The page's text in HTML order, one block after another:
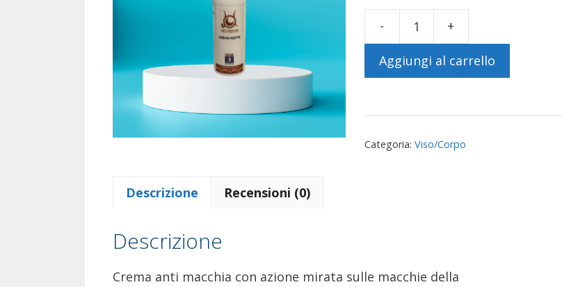
-
DELLA
+
Aggiungi al carrello
Categoria: Viso/Corpo
Descrizione Recensioni (0)
Descrizione
Crema anti macchia con azione mirata sulle macchie della